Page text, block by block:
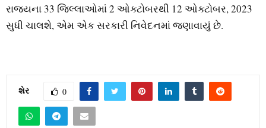
રાજ્યના 33 જિલ્લાઓમાં 2 ઓક્ટોબરથી 12 ઓક્ટોબર, 2023
સુધી ચાલશે, એમ એક સરકારી નિવેદનમાં જણાવાયું છે.
શેર 0